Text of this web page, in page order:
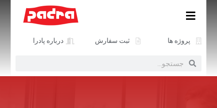
پروژه ها ثبت سفارش درباره پادرا